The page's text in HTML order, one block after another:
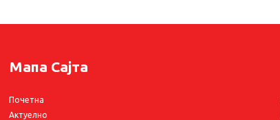
Мапа Сајта
Почетна
Актуелно